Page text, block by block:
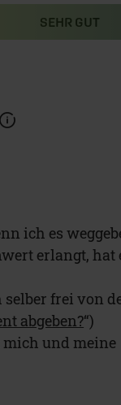
SEHR GUT
ich es
erlangt, hat
frei von
abgeben?“)
mich und meine